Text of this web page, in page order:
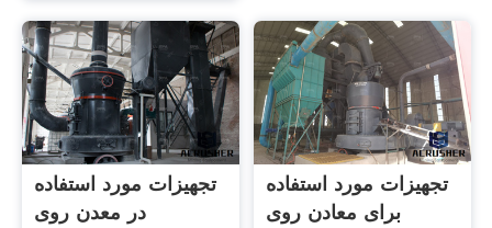
تجهیزات مورد استفاده
در معدن روی
تجهیزات مورد استفاده
برای معادن روی